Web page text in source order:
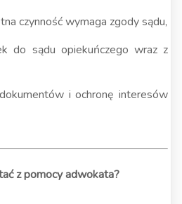
czynność wymaga zgody sądu,
do sądu opiekuńczego wraz z
i ochronę interesów
z pomocy adwokata?